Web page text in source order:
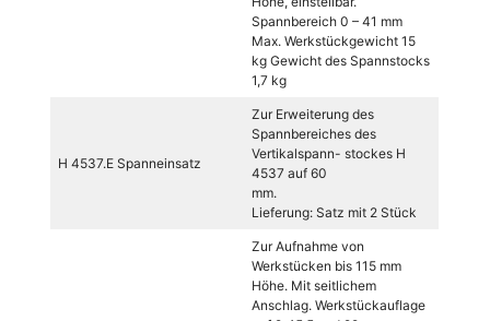
Spannbereich 0 – 41 mm
Max. Werkstückgewicht 15
kg Gewicht des Spannstocks
1,7 kg
H 4537.E Spanneinsatz
Zur Erweiterung des
Spannbereiches des
Vertikalspann- stockes H
4537 auf 60
mm.
Lieferung: Satz mit 2 Stück
Zur Aufnahme von
Werkstücken bis 115 mm
Höhe. Mit seitlichem
Anschlag. Werkstückauflage